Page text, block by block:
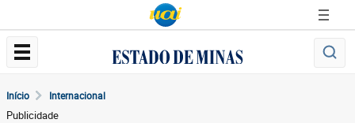
Início Internacional
Publicidade